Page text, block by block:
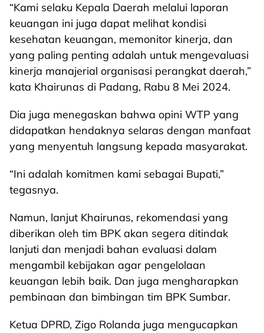
“Kami selaku Kepala Daerah melalui laporan
keuangan ini juga dapat melihat kondisi
kesehatan keuangan, memonitor kinerja, dan
yang paling penting adalah untuk mengevaluasi
kinerja manajerial organisasi perangkat daerah,”
kata Khairunas di Padang, Rabu 8 Mei 2024.
Dia juga menegaskan bahwa opini WTP yang
didapatkan hendaknya selaras dengan manfaat
yang menyentuh langsung kepada masyarakat.
“Ini adalah komitmen kami sebagai Bupati,”
tegasnya.
Namun, lanjut Khairunas, rekomendasi yang
diberikan oleh tim BPK akan segera ditindak
lanjuti dan menjadi bahan evaluasi dalam
mengambil kebijakan agar pengelolaan
keuangan lebih baik. Dan juga mengharapkan
pembinaan dan bimbingan tim BPK Sumbar.
Ketua DPRD, Zigo Rolanda juga mengucapkan